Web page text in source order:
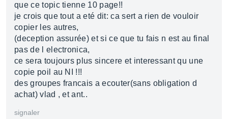
que ce topic tienne 10 page!!
je crois que tout a eté dit: ca sert a rien de vouloir
copier les autres,
(deception assurée) et si ce que tu fais n est au final
pas de l electronica,
ce sera toujours plus sincere et interessant qu une
copie poil au NI !!!
des groupes francais a ecouter(sans obligation d
achat) vlad , et ant..
signaler